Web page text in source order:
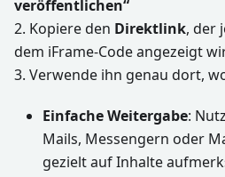
veröffentlichen“
2. Kopiere den Direktlink, der
dem iFrame-Code angezeigt
3. Verwende ihn genau dort,
Einfache Weitergabe:
Mails, Messengern oder
gezielt auf Inhalte